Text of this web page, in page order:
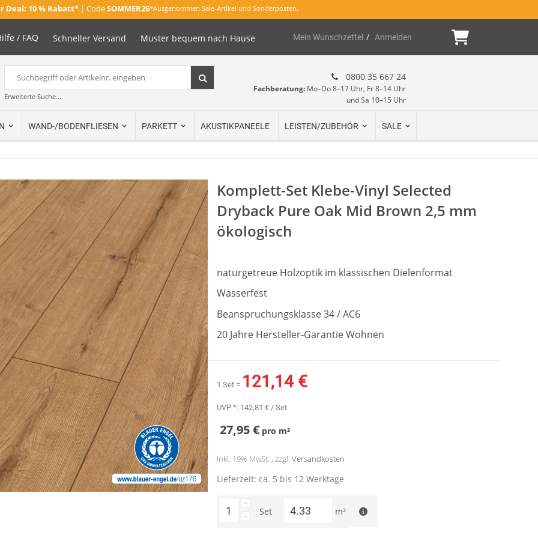
Deal: 10 % Rabatt*| CodeSOMMER26*Ausgenommen Sale-Artikel und Sonderposten.
/ FAQ Schneller Versand Muster bequem nach Hause Mein
Mein Wunschzettel Anmelden
Suche
Suche
Erweiterte Suche...
0800 35 667 24
Fachberatung: Mo–Do 8–17 Uhr, Fr 8–14 Uhr
und Sa 10–15 Uhr
WAND-/BODENFLIESEN PARKETT AKUSTIKPANEELE LEISTEN/ZUBEHÖR SALE
Komplett-Set Klebe-Vinyl Selected
Dryback Pure Oak Mid Brown 2,5 mm
ökologisch
naturgetreue Holzoptik im klassischen Dielenformat
Wasserfest
Beanspruchungsklasse 34 / AC6
20 Jahre Hersteller-Garantie Wohnen
1 Set = 121,14 €
UVP *: 142,81 €/ Set
27,95 €pro m²
Inkl. 19% MwSt. , zzgl. Versandkosten
Lieferzeit: ca. 5 bis 12 Werktage
Set m²